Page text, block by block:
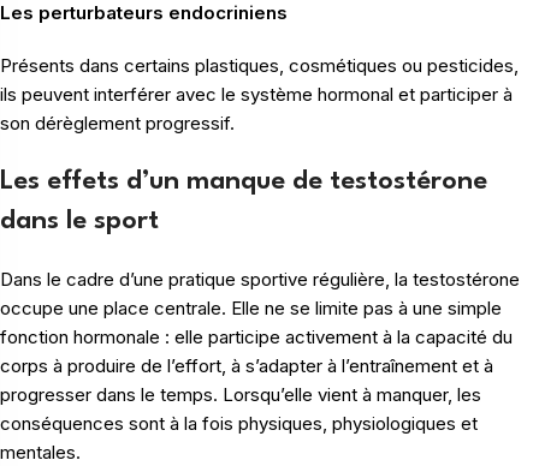
Les perturbateurs endocriniens
Présents dans certains plastiques, cosmétiques ou pesticides,
ils peuvent interférer avec le système hormonal et participer à
son dérèglement progressif.
Les effets d’un manque de testostérone
dans le sport
Dans le cadre d’une pratique sportive régulière, la testostérone
occupe une place centrale. Elle ne se limite pas à une simple
fonction hormonale : elle participe activement à la capacité du
corps à produire de l’effort, à s’adapter à l’entraînement et à
progresser dans le temps. Lorsqu’elle vient à manquer, les
conséquences sont à la fois physiques, physiologiques et
mentales.